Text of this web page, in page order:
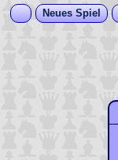
Neues Spiel